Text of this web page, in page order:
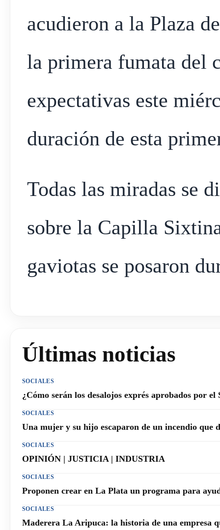
acudieron a la Plaza
la primera fumata del
expectativas este
duración de esta
Todas las miradas se
sobre la Capilla
gaviotas se posaron
Últimas noticias
SOCIALES
¿Cómo serán los desalojos exprés aprobados por el
SOCIALES
Una mujer y su hijo escaparon de un incendio que
SOCIALES
OPINIÓN | JUSTICIA | INDUSTRIA
SOCIALES
Proponen crear en La Plata un programa para
SOCIALES
Maderera La Aripuca: la historia de una empresa